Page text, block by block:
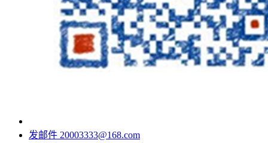
发邮件 20003333@168.com